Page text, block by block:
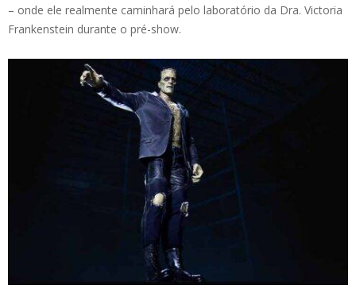
– onde ele realmente caminhará pelo laboratório da Dra. Victoria
Frankenstein durante o pré-show.